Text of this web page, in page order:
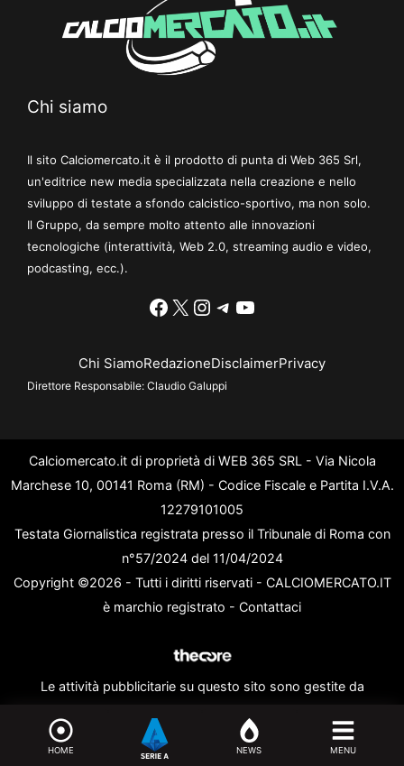
Chi siamo
Il sito Calciomercato.it è il prodotto di punta di Web 365 Srl,
un'editrice new media specializzata nella creazione e nello
sviluppo di testate a sfondo calcistico-sportivo, ma non solo.
Il Gruppo, da sempre molto attento alle innovazioni
tecnologiche (interattività, Web 2.0, streaming audio e video,
podcasting, ecc.).
Facebook
X Instagram
Telegram
YouTube
Chi SiamoRedazioneDisclaimerPrivacy
Direttore Responsabile: Claudio Galuppi
Calciomercato.it di proprietà di WEB 365 SRL - Via Nicola
Marchese 10, 00141 Roma (RM) - Codice Fiscale e Partita I.V.A.
12279101005
Testata Giornalistica registrata presso il Tribunale di Roma con
n°57/2024 del 11/04/2024
Copyright ©2026 - Tutti i diritti riservati - CALCIOMERCATO.IT
è marchio registrato - Contattaci
Le attività pubblicitarie su questo sito sono gestite da
HOME NEWS MENU